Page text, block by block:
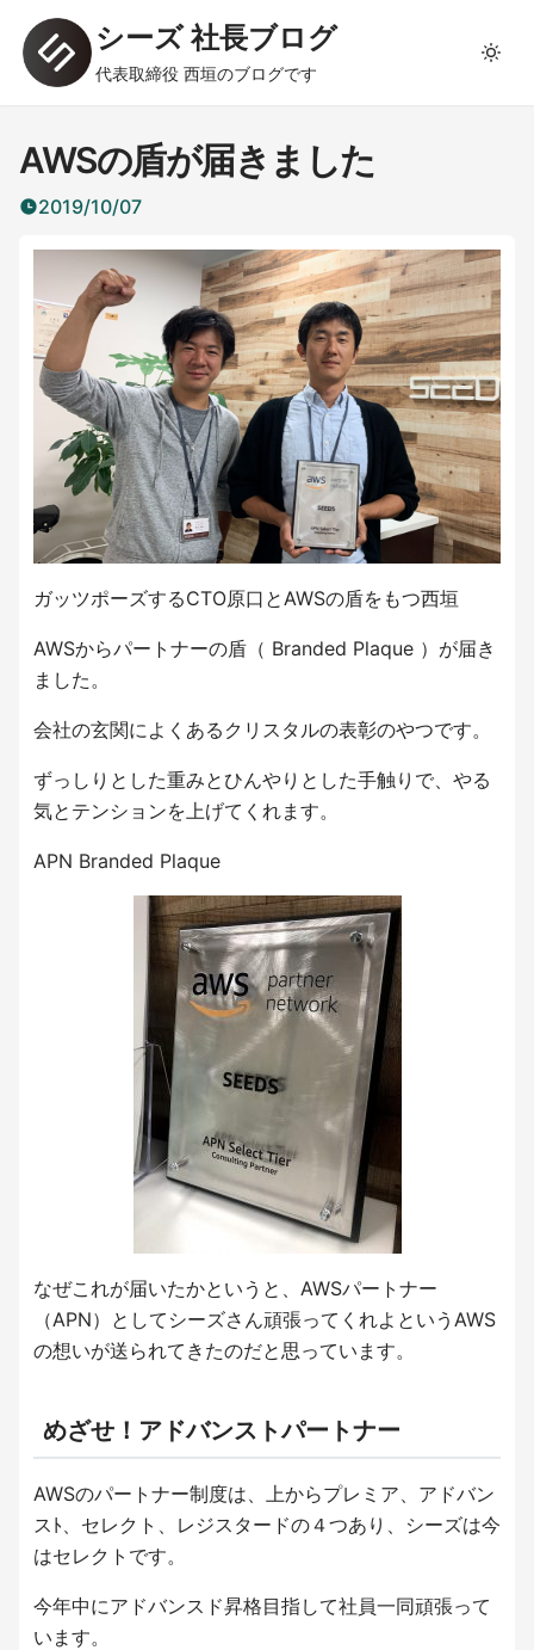
シーズ 社長ブログ
代表取締役 西垣のブログです
AWSの盾が届きました
2019/10/07
ガッツポーズするCTO原口とAWSの盾をもつ西垣
AWSからパートナーの盾（ Branded Plaque ）が届き
ました。
会社の玄関によくあるクリスタルの表彰のやつです。
ずっしりとした重みとひんやりとした手触りで、やる
気とテンションを上げてくれます。
APN Branded Plaque
なぜこれが届いたかというと、AWSパートナー
（APN）としてシーズさん頑張ってくれよというAWS
の想いが送られてきたのだと思っています。
めざせ！アドバンストパートナー
AWSのパートナー制度は、上からプレミア、アドバン
スﾄ、セレクト、レジスタードの４つあり、シーズは今
はセレクトです。
今年中にアドバンスド昇格目指して社員一同頑張って
います。